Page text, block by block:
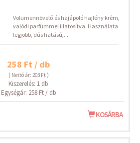
Volumennövelő és hajápoló hajfény krém,
valódi parfümmel illatosítva. Használata
legjobb, dús hatású,...
258 Ft / db
( Nettó ár: 203 Ft )
Kiszerelés: 1 db
Egységár: 258 Ft / db
KOSÁRBA